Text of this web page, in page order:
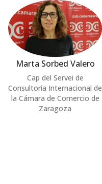
Marta Sorbed Valero
Cap del Servei de
Consultoria Internacional de
la Cámara de Comercio de
Zaragoza